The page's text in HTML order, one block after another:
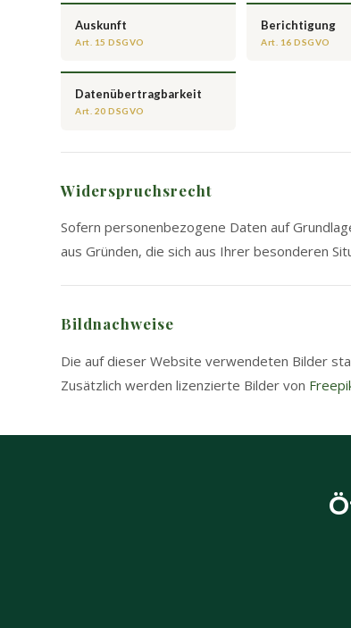
Auskunft
Art. 15 DSGVO
Berichtigung
Art. 16 DSGVO
Datenübertragbarkeit
Art. 20 DSGVO
Widerspruchsrecht
Sofern personenbezogene Daten auf
aus Gründen, die sich aus Ihrer besonderen
Bildnachweise
Die auf dieser Website verwendeten Bilder
Zusätzlich werden lizenzierte Bilder von